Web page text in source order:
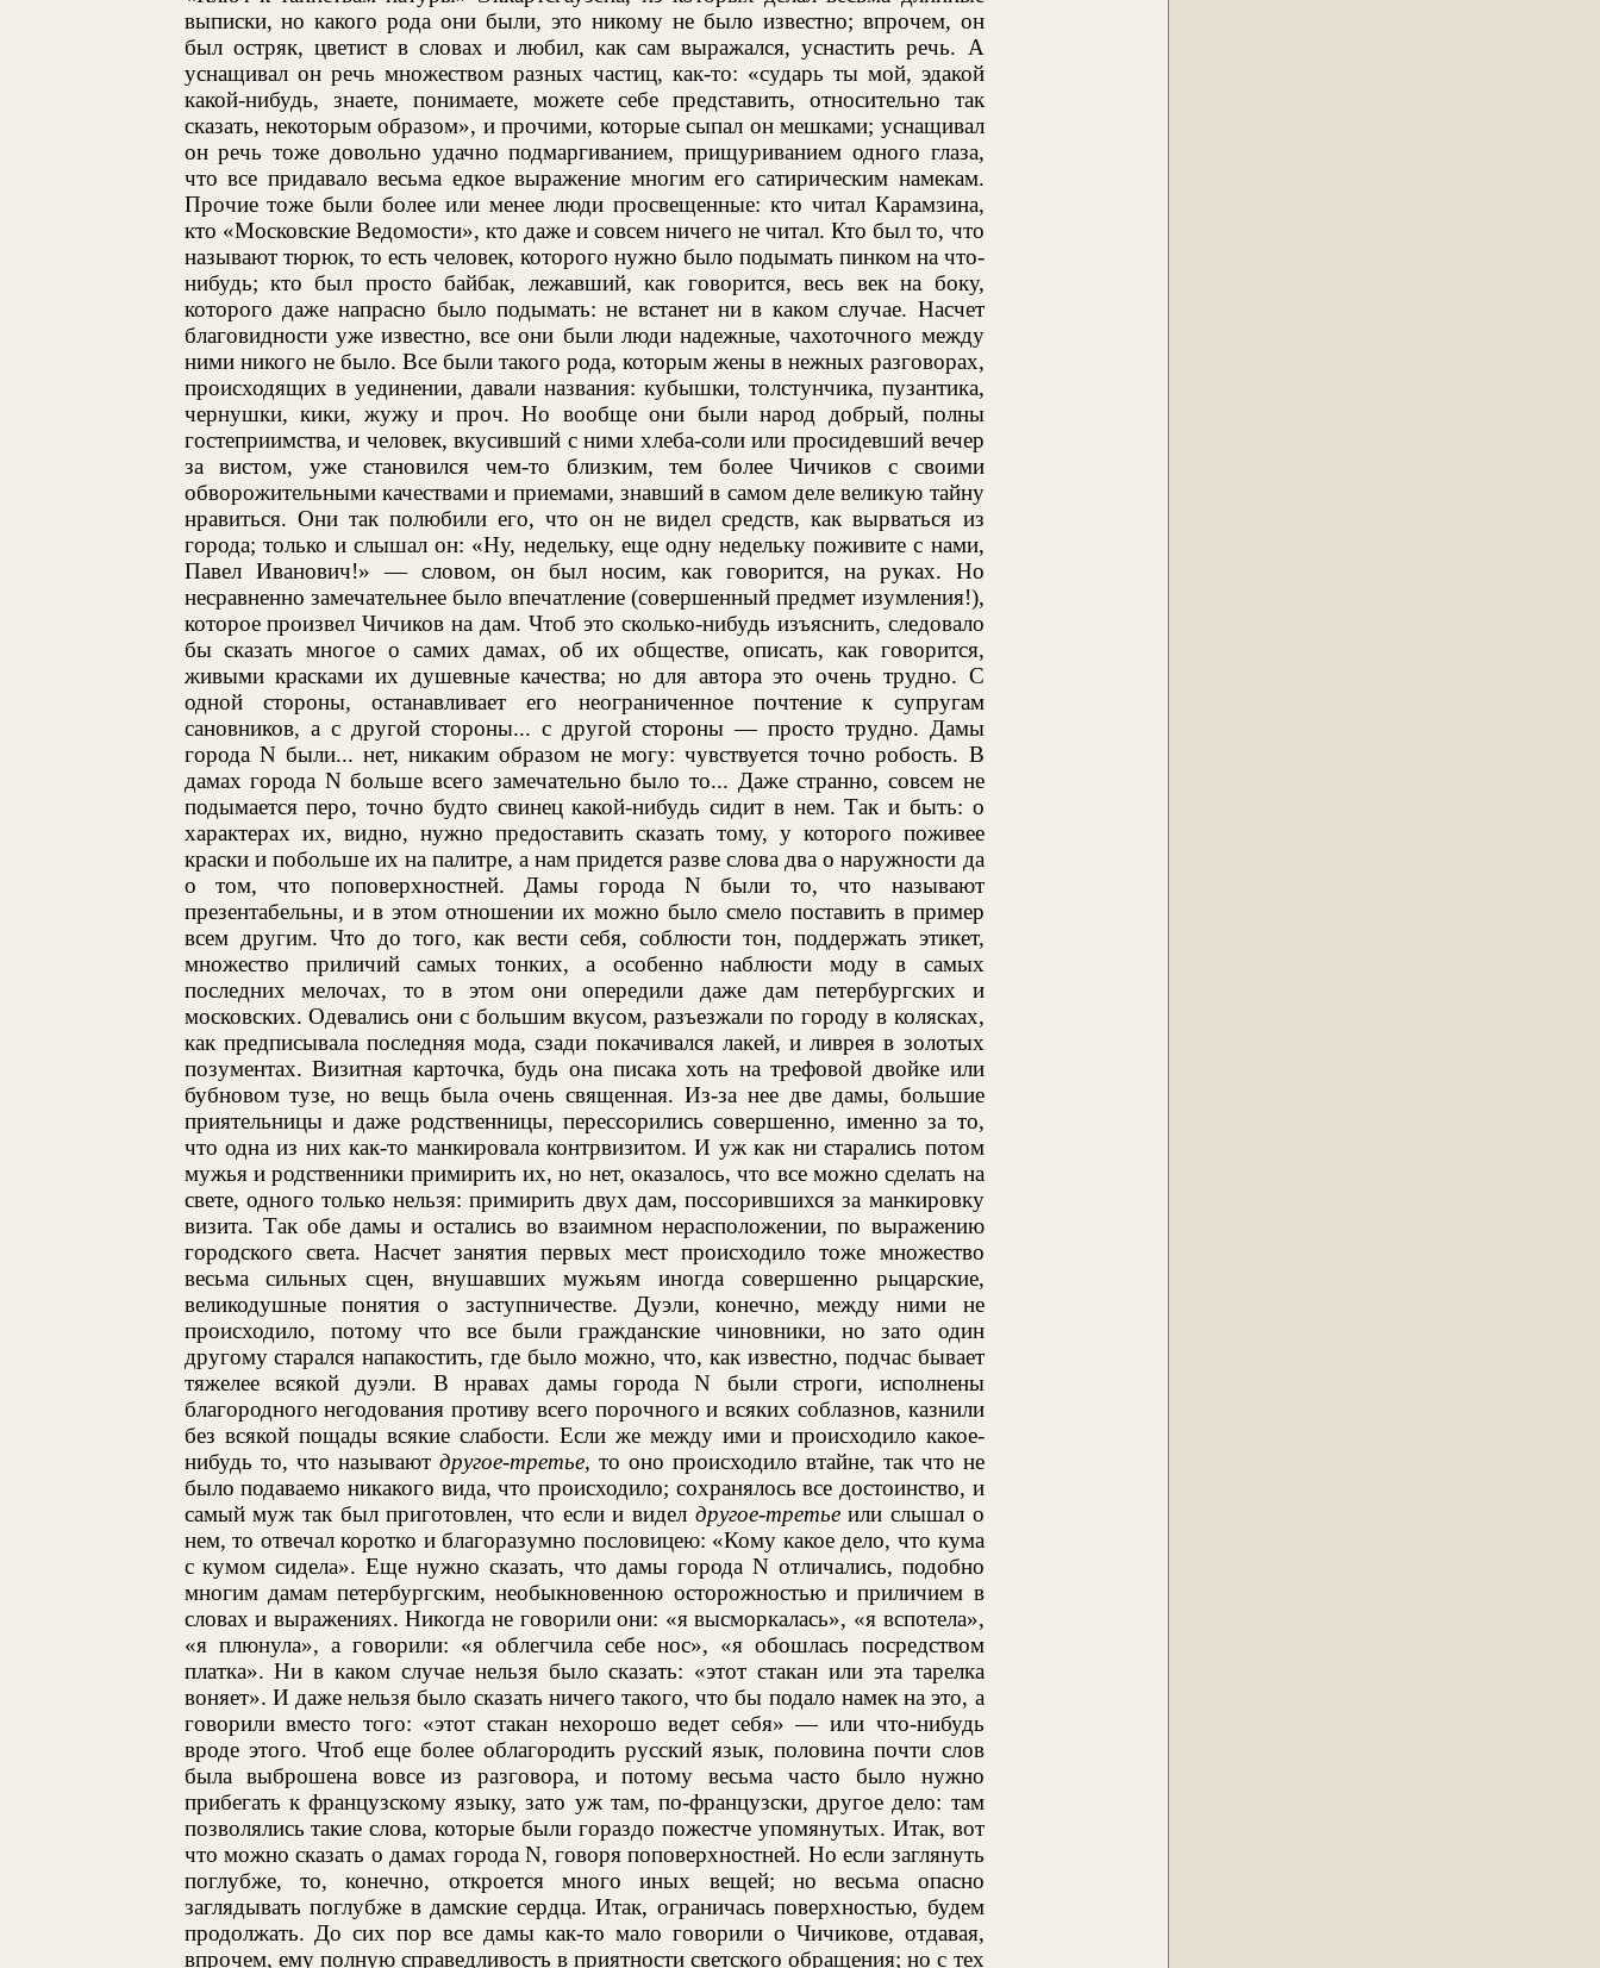
выписки, но какого рода они были, это никому не было известно; впрочем, он
был остряк, цветист в словах и любил, как сам выражался, уснастить речь. А
уснащивал он речь множеством разных частиц, как-то: «сударь ты мой, эдакой
какой-нибудь, знаете, понимаете, можете себе представить, относительно так
сказать, некоторым образом», и прочими, которые сыпал он мешками; уснащивал
он речь тоже довольно удачно подмаргиванием, прищуриванием одного глаза,
что все придавало весьма едкое выражение многим его сатирическим намекам.
Прочие тоже были более или менее люди просвещенные: кто читал Карамзина,
кто «Московские Ведомости», кто даже и совсем ничего не читал. Кто был то, что
называют тюрюк, то есть человек, которого нужно было подымать пинком на что-
нибудь; кто был просто байбак, лежавший, как говорится, весь век на боку,
которого даже напрасно было подымать: не встанет ни в каком случае. Насчет
благовидности уже известно, все они были люди надежные, чахоточного между
ними никого не было. Все были такого рода, которым жены в нежных разговорах,
происходящих в уединении, давали названия: кубышки, толстунчика, пузантика,
чернушки, кики, жужу и проч. Но вообще они были народ добрый, полны
гостеприимства, и человек, вкусивший с ними хлеба-соли или просидевший вечер
за вистом, уже становился чем-то близким, тем более Чичиков с своими
обворожительными качествами и приемами, знавший в самом деле великую тайну
нравиться. Они так полюбили его, что он не видел средств, как вырваться из
города; только и слышал он: «Ну, недельку, еще одну недельку поживите с нами,
Павел Иванович!» — словом, он был носим, как говорится, на руках. Но
несравненно замечательнее было впечатление (совершенный предмет изумления!),
которое произвел Чичиков на дам. Чтоб это сколько-нибудь изъяснить, следовало
бы сказать многое о самих дамах, об их обществе, описать, как говорится,
живыми красками их душевные качества; но для автора это очень трудно. С
одной стороны, останавливает его неограниченное почтение к супругам
сановников, а с другой стороны... с другой стороны — просто трудно. Дамы
города N были... нет, никаким образом не могу: чувствуется точно робость. В
дамах города N больше всего замечательно было то... Даже странно, совсем не
подымается перо, точно будто свинец какой-нибудь сидит в нем. Так и быть: о
характерах их, видно, нужно предоставить сказать тому, у которого поживее
краски и побольше их на палитре, а нам придется разве слова два о наружности да
о том, что поповерхностней. Дамы города N были то, что называют
презентабельны, и в этом отношении их можно было смело поставить в пример
всем другим. Что до того, как вести себя, соблюсти тон, поддержать этикет,
множество приличий самых тонких, а особенно наблюсти моду в самых
последних мелочах, то в этом они опередили даже дам петербургских и
московских. Одевались они с большим вкусом, разъезжали по городу в колясках,
как предписывала последняя мода, сзади покачивался лакей, и ливрея в золотых
позументах. Визитная карточка, будь она писака хоть на трефовой двойке или
бубновом тузе, но вещь была очень священная. Из-за нее две дамы, большие
приятельницы и даже родственницы, перессорились совершенно, именно за то,
что одна из них как-то манкировала контрвизитом. И уж как ни старались потом
мужья и родственники примирить их, но нет, оказалось, что все можно сделать на
свете, одного только нельзя: примирить двух дам, поссорившихся за манкировку
визита. Так обе дамы и остались во взаимном нерасположении, по выражению
городского света. Насчет занятия первых мест происходило тоже множество
весьма сильных сцен, внушавших мужьям иногда совершенно рыцарские,
великодушные понятия о заступничестве. Дуэли, конечно, между ними не
происходило, потому что все были гражданские чиновники, но зато один
другому старался напакостить, где было можно, что, как известно, подчас бывает
тяжелее всякой дуэли. В нравах дамы города N были строги, исполнены
благородного негодования противу всего порочного и всяких соблазнов, казнили
без всякой пощады всякие слабости. Если же между ими и происходило какое-
нибудь то, что называют другое-третье, то оно происходило втайне, так что не
было подаваемо никакого вида, что происходило; сохранялось все достоинство, и
самый муж так был приготовлен, что если и видел другое-третьеили слышал о
нем, то отвечал коротко и благоразумно пословицею: «Кому какое дело, что кума
с кумом сидела». Еще нужно сказать, что дамы города N отличались, подобно
многим дамам петербургским, необыкновенною осторожностью и приличием в
словах и выражениях. Никогда не говорили они: «я высморкалась», «я вспотела»,
«я плюнула», а говорили: «я облегчила себе нос», «я обошлась посредством
платка». Ни в каком случае нельзя было сказать: «этот стакан или эта тарелка
воняет». И даже нельзя было сказать ничего такого, что бы подало намек на это, а
говорили вместо того: «этот стакан нехорошо ведет себя» — или что-нибудь
вроде этого. Чтоб еще более облагородить русский язык, половина почти слов
была выброшена вовсе из разговора, и потому весьма часто было нужно
прибегать к французскому языку, зато уж там, по-французски, другое дело: там
позволялись такие слова, которые были гораздо пожестче упомянутых. Итак, вот
что можно сказать о дамах города N, говоря поповерхностней. Но если заглянуть
поглубже, то, конечно, откроется много иных вещей; но весьма опасно
заглядывать поглубже в дамские сердца. Итак, ограничась поверхностью, будем
продолжать. До сих пор все дамы как-то мало говорили о Чичикове, отдавая,
впрочем, ему полную справедливость в приятности светского обращения; но с тех